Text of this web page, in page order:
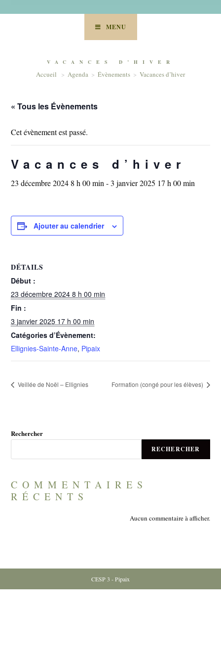
MENU
VACANCES D’HIVER
Accueil > Agenda > Évènements > Vacances d’hiver
« Tous les Évènements
Cet évènement est passé.
Vacances d’hiver
23 décembre 2024 8 h 00 min -3 janvier 2025 17 h 00 min
Ajouter au calendrier
DÉTAILS
Début :
23 décembre 2024 8 h 00 min
Fin :
3 janvier 2025 17 h 00 min
Catégories d’Évènement:
Ellignies-Sainte-Anne, Pipaix
Veillée de Noël – Ellignies Formation (congé pour les élèves)
Rechercher
RECHERCHER
COMMENTAIRES
RÉCENTS
Aucun commentaire à afficher.
CESP 3 - Pipaix